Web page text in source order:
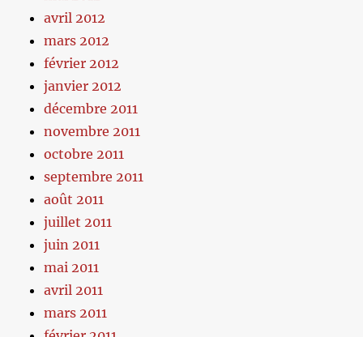
avril 2012
mars 2012
février 2012
janvier 2012
décembre 2011
novembre 2011
octobre 2011
septembre 2011
août 2011
juillet 2011
juin 2011
mai 2011
avril 2011
mars 2011